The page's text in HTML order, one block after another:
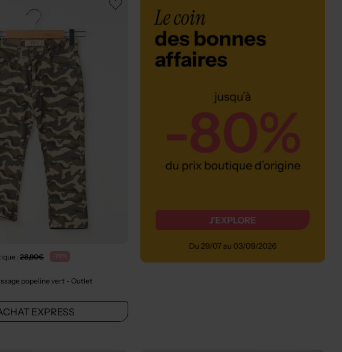
: 28,90€ -70%
popeline vert - Outlet
EXPRESS